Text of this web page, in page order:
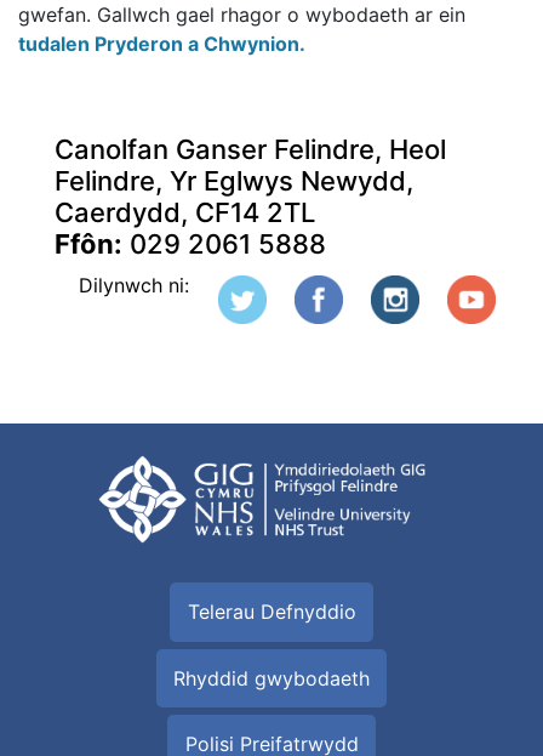
gwefan. Gallwch gael rhagor o wybodaeth ar ein
tudalen Pryderon a Chwynion.
Canolfan Ganser Felindre, Heol
Felindre, Yr Eglwys Newydd,
Caerdydd, CF14 2TL
Ffôn: 029 2061 5888
Dilynwch ni:
Telerau Defnyddio
Rhyddid gwybodaeth
Polisi Preifatrwydd